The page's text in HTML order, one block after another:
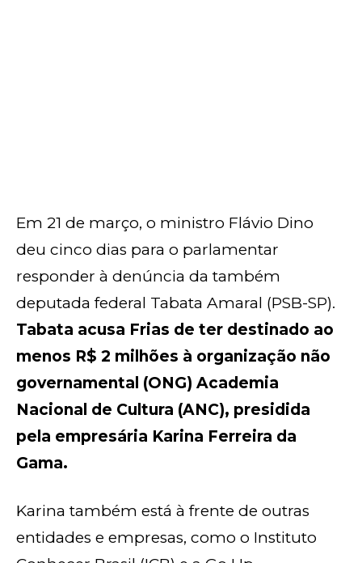
Em 21 de março, o ministro Flávio Dino
deu cinco dias para o parlamentar
responder à denúncia da também
deputada federal Tabata Amaral (PSB-SP).
Tabata acusa Frias de ter destinado ao
menos R$ 2 milhões à organização não
governamental (ONG) Academia
Nacional de Cultura (ANC), presidida
pela empresária Karina Ferreira da
Gama.
Karina também está à frente de outras
entidades e empresas, como o Instituto